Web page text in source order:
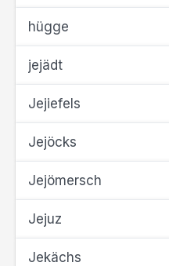
hügge
jejädt
Jejiefels
Jejöcks
Jejömersch
Jejuz
Jekächs